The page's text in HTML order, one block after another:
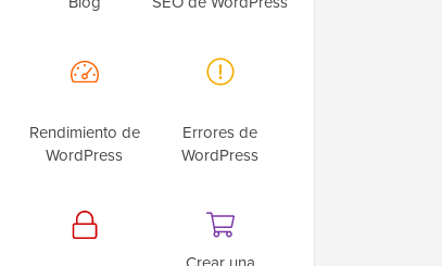
Rendimiento de
WordPress
Errores de
WordPress